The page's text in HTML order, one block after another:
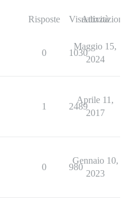
Risposte Visualizzazioni
Attività
0 1030
Maggio 15,
2024
1 2489
Aprile 11,
2017
0 980
Gennaio 10,
2023